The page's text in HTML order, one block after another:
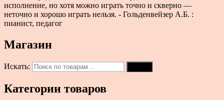
исполнение, но хотя можно играть точно и скверно —
неточно и хорошо играть нельзя. - Гольденвейзер А.Б. :
пианист, педагог
Магазин
Искать:
Категории товаров